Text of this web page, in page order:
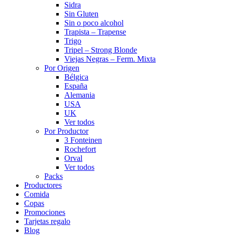
Sidra
Sin Gluten
Sin o poco alcohol
Trapista – Trapense
Trigo
Tripel – Strong Blonde
Viejas Negras – Ferm. Mixta
Por Origen
Bélgica
España
Alemania
USA
UK
Ver todos
Por Productor
3 Fonteinen
Rochefort
Orval
Ver todos
Packs
Productores
Comida
Copas
Promociones
Tarjetas regalo
Blog